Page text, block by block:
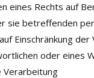
eines Rechts auf
sie betreffenden
Einschränkung
oder eines
Verarbeitung